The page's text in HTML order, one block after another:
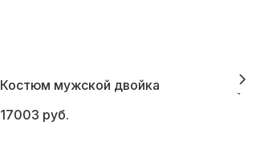
Костюм мужской двойка
17003 руб.